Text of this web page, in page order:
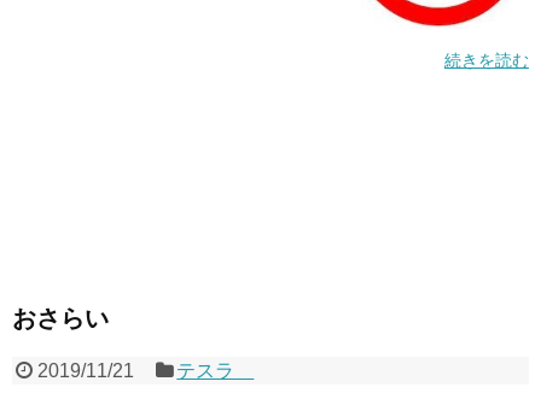
続きを読む
おさらい
2019/11/21 テスラ